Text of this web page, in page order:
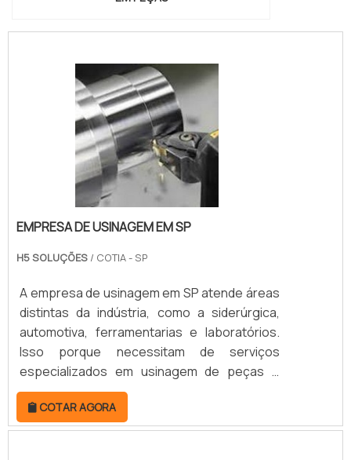
EMPRESA DE USINAGEM EM SP
H5 SOLUÇÕES / COTIA - SP
A empresa de usinagem em SP atende áreas
distintas da indústria, como a siderúrgica,
automotiva, ferramentarias e laboratórios.
Isso porque necessitam de serviços
especializados em usinagem de peças e
construções mecânicas diversas para
garantir o excelente desempenho das
operações.Atuando com o processo de
COTAR AGORA